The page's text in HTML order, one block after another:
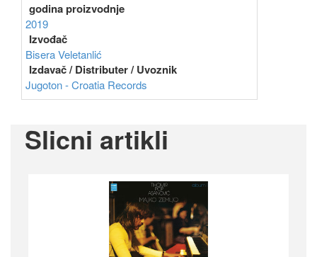
godina proizvodnje
2019
Izvođač
Bisera Veletanlić
Izdavač / Distributer / Uvoznik
Jugoton - Croatia Records
Slicni artikli